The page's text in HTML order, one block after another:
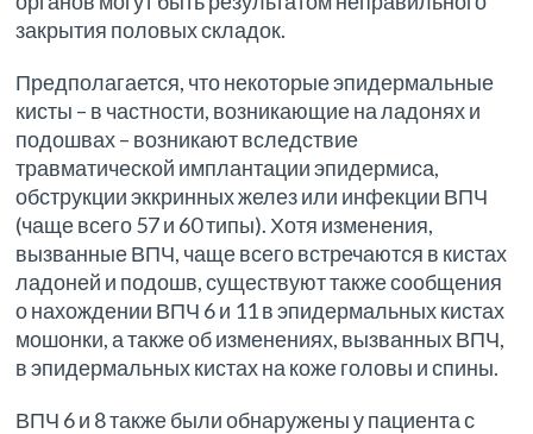
закрытия половых складок.
Предполагается, что некоторые эпидермальные
кисты – в частности, возникающие на ладонях и
подошвах – возникают вследствие
травматической имплантации эпидермиса,
обструкции эккринных желез или инфекции ВПЧ
(чаще всего 57 и 60 типы). Хотя изменения,
вызванные ВПЧ, чаще всего встречаются в кистах
ладоней и подошв, существуют также сообщения
о нахождении ВПЧ 6 и 11 в эпидермальных кистах
мошонки, а также об изменениях, вызванных ВПЧ,
в эпидермальных кистах на коже головы и спины.
ВПЧ 6 и 8 также были обнаружены у пациента с